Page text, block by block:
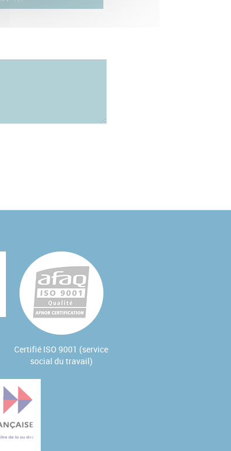
Certifié ISO 9001 (service
social du travail)